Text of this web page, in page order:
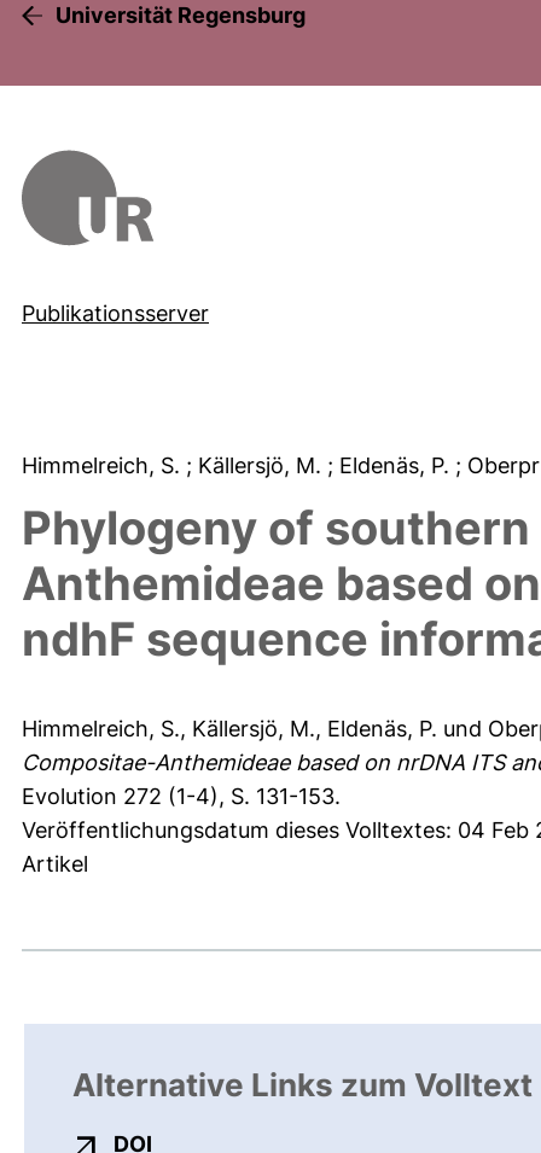
Universität Regensburg
Publikationsserver
Himmelreich, S. ; Källersjö, M. ; Eldenäs, P. ;
Phylogeny of
Anthemideae based
ndhF sequence
Himmelreich, S., Källersjö, M., Eldenäs, P. und
Compositae-Anthemideae based on nrDNA ITS
Evolution 272 (1-4), S. 131-153.
Veröffentlichungsdatum dieses Volltextes: 04 Feb
Artikel
Alternative Links zum Volltext
DOI